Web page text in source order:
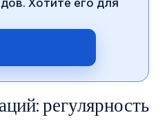
Хотите его для
регулярность